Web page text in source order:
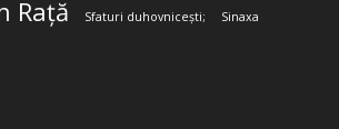
Rață Sfaturi duhovnicești; Sinaxa